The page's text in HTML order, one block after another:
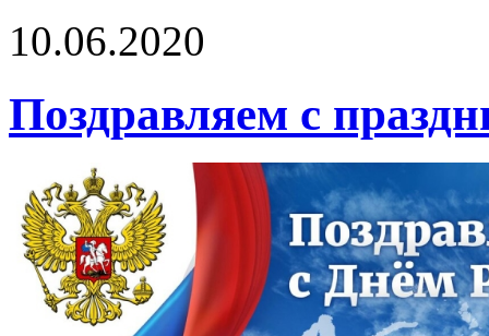
10.06.2020
Поздравляем с